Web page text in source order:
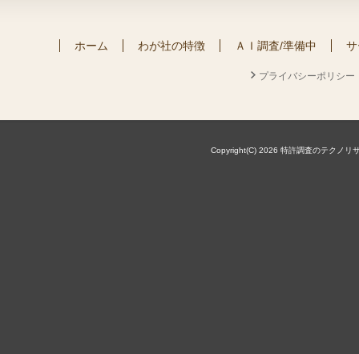
ホーム わが社の特徴 ＡＩ調査/準備中
プライバシーポリシー
Copyright(C) 2026 特許調査のテクノリ